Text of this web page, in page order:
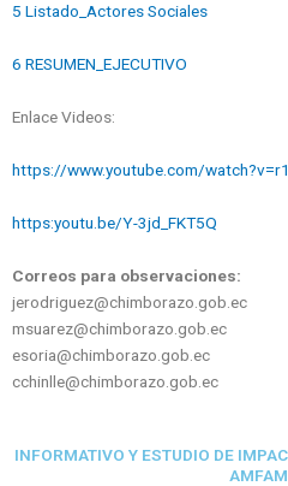
5 Listado_Actores Sociales
6 RESUMEN_EJECUTIVO
Enlace Videos:
https://www.youtube.com/
https:youtu.be/Y-3jd_FKT5Q
Correos para observaciones:
jerodriguez@chimborazo.gob.ec
msuarez@chimborazo.gob.ec
esoria@chimborazo.gob.ec
cchinlle@chimborazo.gob.ec
INFORMATIVO Y ESTUDIO DE